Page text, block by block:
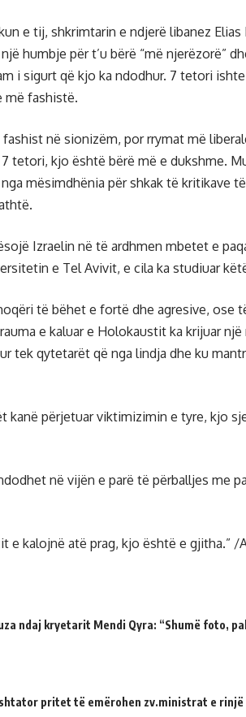
e tij, shkrimtarin e ndjerë libanez
humbje për t’u bërë “më njerëzorë”
i sigurt që kjo ka ndodhur. 7 tetori
më fashistë.
në sionizëm, por rrymat më
tetori, kjo është bërë më e dukshme.
mësimdhënia për shkak të kritikave
Izraelin në të ardhmen mbetet e
e Tel Avivit, e cila ka studiuar
të bëhet e fortë dhe agresive, ose
e kaluar e Holokaustit ka krijuar
tek qytetarët që nga lindja dhe ku
kanë përjetuar viktimizimin e tyre, kjo
në vijën e parë të përballjes me
e kalojnë atë prag, kjo është e gjitha.” /
ndaj kryetarit Mendi Qyra: “Shumë foto,
pritet të emërohen zv.ministrat e rinjë